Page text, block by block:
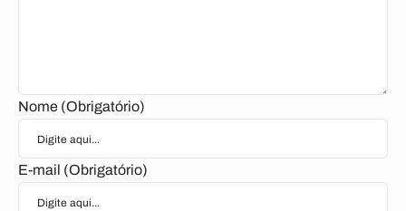
Nome (Obrigatório)
E-mail (Obrigatório)